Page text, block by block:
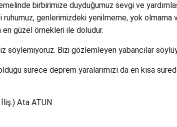
birbirimize duyduğumuz sevgi ve
genlerimizdeki yenilmeme, yok olmama
güzel örnekleri ile doludur.
söylemiyoruz. Bizi gözlemleyen yabancılar
sürece deprem yaralarımızı da en kısa
İliş.) Ata ATUN